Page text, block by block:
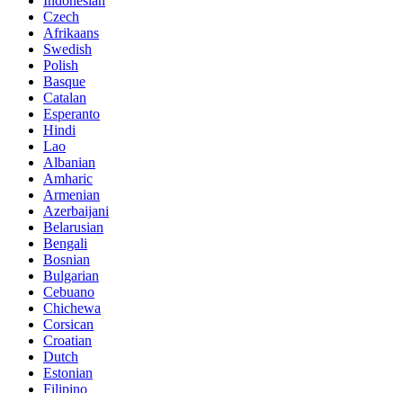
Czech
Afrikaans
Swedish
Polish
Basque
Catalan
Esperanto
Hindi
Lao
Albanian
Amharic
Armenian
Azerbaijani
Belarusian
Bengali
Bosnian
Bulgarian
Cebuano
Chichewa
Corsican
Croatian
Dutch
Estonian
Filipino